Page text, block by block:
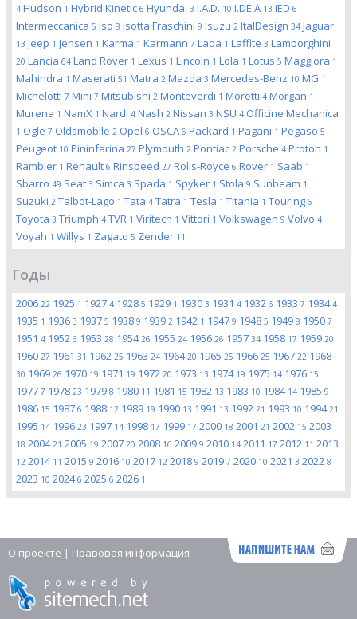
4 Hudson 1 Hybrid Kinetic 6 Hyundai 3 I.A.D. 10 I.DE.A 13 IED 6
Intermeccanica 5 Iso 8 Isotta Fraschini 9 Isuzu 2 ItalDesign 34 Jaguar
13 Jeep 1 Jensen 1 Karma 1 Karmann 7 Lada 1 Laffite 3 Lamborghini
20 Lancia 64 Land Rover 1 Lexus 1 Lincoln 1 Lola 1 Lotus 5 Maggiora 1
Mahindra 1 Maserati 51 Matra 2 Mazda 3 Mercedes-Benz 10 MG 1
Michelotti 7 Mini 7 Mitsubishi 2 Monteverdi 1 Moretti 4 Morgan 1
Murena 1 NamX 1 Nardi 4 Nash 2 Nissan 3 NSU 4 Officine Mechanica
1 Ogle 7 Oldsmobile 2 Opel 6 OSCA 6 Packard 1 Pagani 1 Pegaso 5
Peugeot 10 Pininfarina 27 Plymouth 2 Pontiac 2 Porsche 4 Proton 1
Rambler 1 Renault 6 Rinspeed 27 Rolls-Royce 6 Rover 1 Saab 1
Sbarro 49 Seat 3 Simca 3 Spada 1 Spyker 1 Stola 9 Sunbeam 1
Suzuki 2 Talbot-Lago 1 Tata 4 Tatra 1 Tesla 1 Titania 1 Touring 6
Toyota 3 Triumph 4 TVR 1 Viritech 1 Vittori 1 Volkswagen 9 Volvo 4
Voyah 1 Willys 1 Zagato 5 Zender 11
Годы
2006 22 1925 1 1927 4 1928 5 1929 1 1930 3 1931 4 1932 6 1933 7 19344
1935 1 1936 3 1937 5 1938 9 1939 2 1942 1 1947 9 1948 5 1949 8 1950 7
1951 4 1952 6 1953 28 195426 1955 24 1956 26 1957 34 1958 17 1959 20
1960 27 1961 31 1962 25 1963 24 196420 1965 25 1966 25 1967 22 1968
30 1969 26 1970 19 1971 19 1972 20 1973 13 1974 19 1975 14 1976 15
1977 7 1978 23 1979 8 1980 11 1981 15 1982 13 1983 10 1984 14 1985 9
1986 15 1987 6 1988 12 1989 19 1990 13 1991 13 1992 21 1993 10 199421
1995 14 1996 23 1997 14 1998 17 1999 17 2000 18 2001 21 2002 15 2003
18 200421 2005 19 2007 20 2008 16 2009 9 2010 14 2011 17 2012 11 2013
12 2014 11 2015 9 2016 10 2017 12 2018 9 2019 7 2020 10 2021 3 2022 8
2023 10 20246 2025 6 2026 1
О проекте | Правовая информация